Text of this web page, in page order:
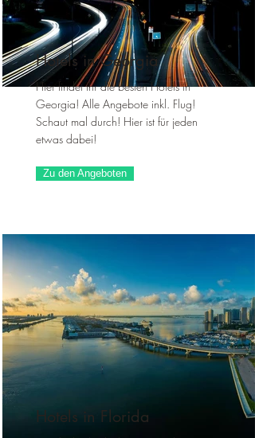
Hotels in Georgia
Hier findet ihr die besten Hotels in
Georgia! Alle Angebote inkl. Flug!
Schaut mal durch! Hier ist für jeden
etwas dabei!
Zu den Angeboten
Hotels in Florida